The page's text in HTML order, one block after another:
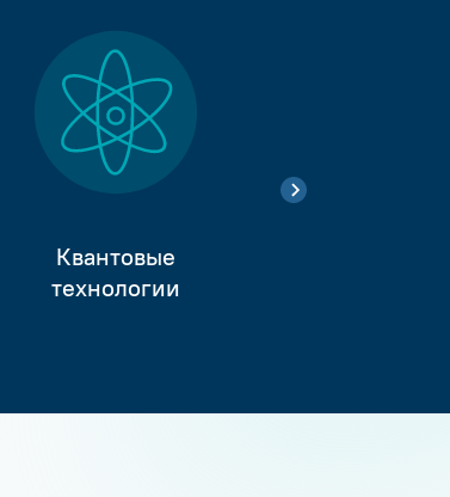
Квантовые
технологии